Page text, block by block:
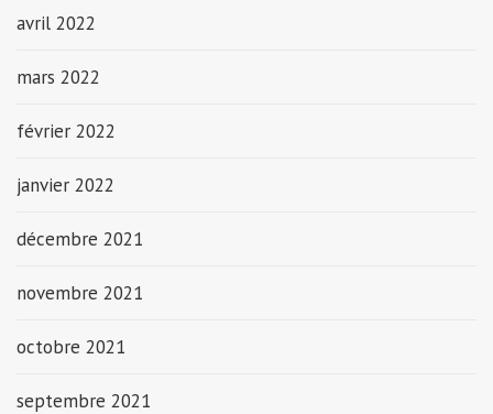
avril 2022
mars 2022
février 2022
janvier 2022
décembre 2021
novembre 2021
octobre 2021
septembre 2021